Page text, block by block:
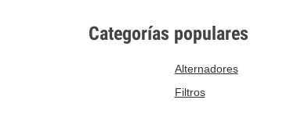
Categorías populares
Alternadores
Filtros